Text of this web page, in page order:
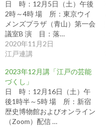
日 時：12月5日（土）午後
2時～4時 場 所：東京ウイ
メンズプラザ（青山）第一会
議室B 演 目：落…
2020年11月2日
江戸連講
2023年12月講「江戸の芸能
づくし」
日 時：12月16日（土）午
後1時半～5時 場 所：新宿
歴史博物館およびオンライン
（Zoom）配信 …